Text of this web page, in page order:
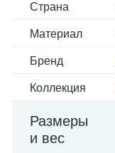
Страна
Материал
Бренд
Коллекция
Размеры
и вес